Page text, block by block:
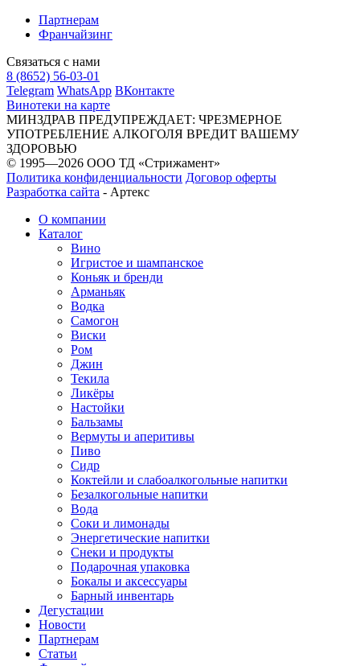
Партнерам
Франчайзинг
Связаться с нами
8 (8652) 56-03-01
Telegram WhatsApp ВКонтакте
Винотеки на карте
МИНЗДРАВ ПРЕДУПРЕЖДАЕТ: ЧРЕЗМЕРНОЕ
УПОТРЕБЛЕНИЕ АЛКОГОЛЯ ВРЕДИТ ВАШЕМУ
ЗДОРОВЬЮ
© 1995—2026 ООО ТД «Стрижамент»
Политика конфиденциальности Договор оферты
Разработка сайта - Артекс
О компании
Каталог
Вино
Игристое и шампанское
Коньяк и бренди
Арманьяк
Водка
Самогон
Виски
Ром
Джин
Текила
Ликёры
Настойки
Бальзамы
Вермуты и аперитивы
Пиво
Сидр
Коктейли и слабоалкогольные напитки
Безалкогольные напитки
Вода
Соки и лимонады
Энергетические напитки
Снеки и продукты
Подарочная упаковка
Бокалы и аксессуары
Барный инвентарь
Дегустации
Новости
Партнерам
Статьи